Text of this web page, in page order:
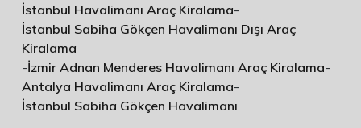
İstanbul Havalimanı Araç Kiralama-
İstanbul Sabiha Gökçen Havalimanı Dışı Araç
Kiralama
-İzmir Adnan Menderes Havalimanı Araç Kiralama-
Antalya Havalimanı Araç Kiralama-
İstanbul Sabiha Gökçen Havalimanı